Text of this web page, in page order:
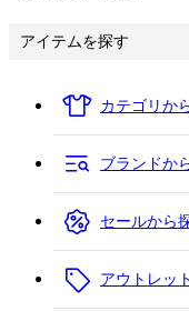
アイテムを探す
カテゴリか
ブランドか
セールから
アウトレッ